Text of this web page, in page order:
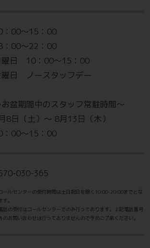
の会員証もしくは在籍を証明できる書類、
特典との併用はできません。
ャンペーン実施中！☆
達・同僚の方をご紹介して頂く
員様にはベアレージポイント
イント取得にはお友達紹介番
の入力が必要です。
：00～15：00
：00～22：00
曜日 10：00～15：00
曜日 ノースタッフデー
盆期間中のスタッフ常駐時間～
8日（土）～ 8月13日（木）
：00～15：00
030-365
ールセンターの受付時間は土日祝日を除く10:00-20:00までとな
す。
話の受付はコールセンターでのみ行っております。上記電話番号
のお問い合わせは行っておりませんので予めご了承ください。